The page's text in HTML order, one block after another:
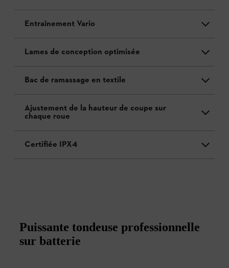
Entraînement Vario
Lames de conception optimisée
Bac de ramassage en textile
Ajustement de la hauteur de coupe sur
chaque roue
Certifiée IPX4
Puissante tondeuse professionnelle
sur batterie